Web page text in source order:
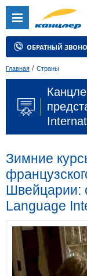
ОБРАТНЫЙ
Главная / Страны
Зимние
Швейцарии:
Language